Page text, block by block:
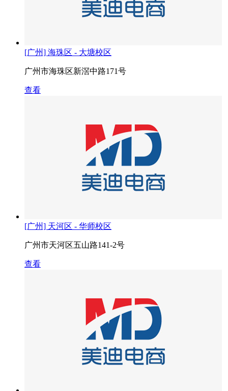
[广州] 海珠区 - 大塘校区
广州市海珠区新滘中路171号
查看
[广州] 天河区 - 华师校区
广州市天河区五山路141-2号
查看